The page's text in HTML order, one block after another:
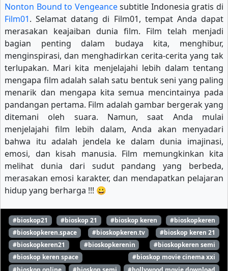
Nonton Bound to Vengeancesubtitle Indonesia gratis di
Film01. Selamat datang di Film01, tempat Anda dapat
merasakan keajaiban dunia film. Film telah menjadi
bagian penting dalam budaya kita, menghibur,
menginspirasi, dan menghadirkan cerita-cerita yang tak
terlupakan. Mari kita menjelajahi lebih dalam tentang
mengapa film adalah salah satu bentuk seni yang paling
menarik dan mengapa kita semua mencintainya pada
pandangan pertama. Film adalah gambar bergerak yang
ditemani oleh suara. Namun, saat Anda mulai
menjelajahi film lebih dalam, Anda akan menyadari
bahwa itu adalah jendela ke dalam dunia imajinasi,
emosi, dan kisah manusia. Film memungkinkan kita
melihat dunia dari sudut pandang yang berbeda,
merasakan emosi karakter, dan mendapatkan pelajaran
hidup yang berharga !!! 😀
#bioskop21 #bioskop 21 #bioskop keren
#bioskopkeren
#bioskopkeren.space
#bioskopkeren.tv
#bioskop keren 21
#bioskopkeren21
#bioskopkerenin
#bioskopkeren semi
#bioskop keren space
#bioskop movie cinema xxi